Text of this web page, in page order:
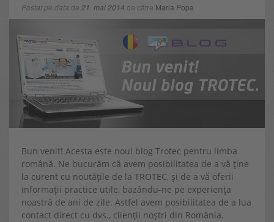
Postat pe data de 21. mai 2014 de către Maria Popa
Bun venit! Acesta este noul blog Trotec pentru limba
română. Ne bucurăm că avem posibilitatea de a vă ține
la curent cu noutățile de la TROTEC, și de a vă oferii
informații practice utile, bazându-ne pe experiența
noastră de ani de zile. Astfel avem posibilitatea de a lua
contact direct cu dvs., clienții noștri din România.